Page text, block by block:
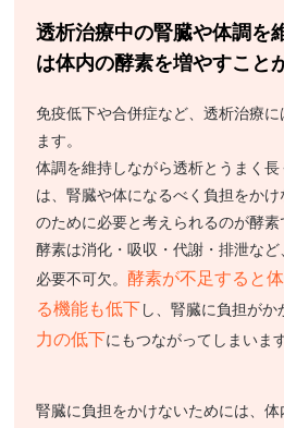
透析治療中の腎臓や体調を
は体内の酵素を増やすこと
免疫低下や合併症など、透析治療
ます。
体調を維持しながら透析とうまく
は、腎臓や体になるべく負担をか
のために必要と考えられるのが酵素
酵素は消化・吸収・代謝・排泄な
必要不可欠。 酵素が不足すると
る機能も低下し、腎臓に負担がか
力の低下にもつながってしまいます
腎臓に負担をかけないためには、体